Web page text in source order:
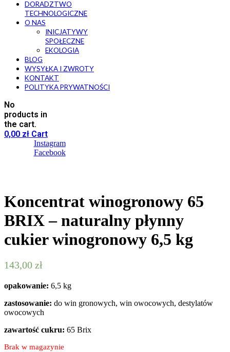
DORADZTWO
TECHNOLOGICZNE
O NAS
INICJATYWY
SPOŁECZNE
EKOLOGIA
BLOG
WYSYŁKA I ZWROTY
KONTAKT
POLITYKA PRYWATNOŚCI
No
products in
the cart.
0,00 zł Cart
Instagram
Facebook
Koncentrat winogronowy 65
BRIX – naturalny płynny
cukier winogronowy 6,5 kg
143,00 zł
opakowanie: 6,5 kg
zastosowanie: do win gronowych, win owocowych, destylatów
owocowych
zawartość cukru: 65 Brix
Brak w magazynie